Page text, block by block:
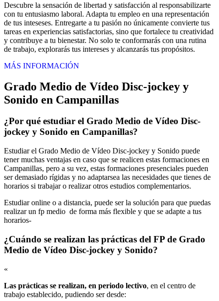
Descubre la sensación de libertad y satisfacción al responsabilizarte
con tu entusiasmo laboral. Adapta tu empleo en una representación
de tus inteseses. Entregarte a tu pasión no únicamente convierte tus
tareas en experiencias satisfactorias, sino que fortalece tu creatividad
y contribuye a tu bienestar. No solo te conformarás con una rutina
de trabajo, explorarás tus intereses y alcanzarás tus propósitos.
MÁS INFORMACIÓN
Grado Medio de Vídeo Disc-jockey y
Sonido en Campanillas
¿Por qué estudiar el Grado Medio de Vídeo Disc-
jockey y Sonido en Campanillas?
Estudiar el Grado Medio de Vídeo Disc-jockey y Sonido puede
tener muchas ventajas en caso que se realicen estas formaciones en
Campanillas, pero a su vez, estas formaciones presenciales pueden
ser demasiado rígidas y no adaptarsea las necesidades que tienes de
horarios si trabajar o realizar otros estudios complementarios.
Estudiar online o a distancia, puede ser la solución para que puedas
realizar un fp medio de forma más flexible y que se adapte a tus
horarios-
¿Cuándo se realizan las prácticas del FP de Grado
Medio de Vídeo Disc-jockey y Sonido?
«
Las prácticas se realizan, en periodo lectivo, en el centro de
trabajo establecido, pudiendo ser desde: